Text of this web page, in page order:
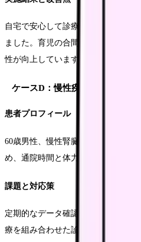
自宅で安心して診療を受けられる
ました。育児の合間に無理なく受
性が向上しています。
ケースD：慢性疾患患者への対応
患者プロフィール
60歳男性、慢性腎臓病で定期的な管
め、通院時間と体力を要していまし
課題と対応策
定期的なデータ確認と生活指導を
療を組み合わせた診療計画を立てま